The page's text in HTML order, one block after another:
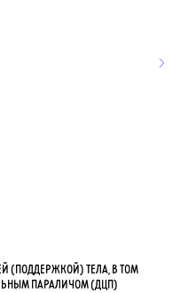
(ПОДДЕРЖКОЙ) ТЕЛА, В ТОМ
ПАРАЛИЧОМ (ДЦП)